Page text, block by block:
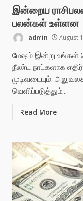
இன்றைய
பலன்கள் உள்ளன
admin August
மேஷம் இன்று உங்கள்
நீண்ட நாட்களாக
முடிவடையும்.
வெளிப்படுத்தும்...
Read More